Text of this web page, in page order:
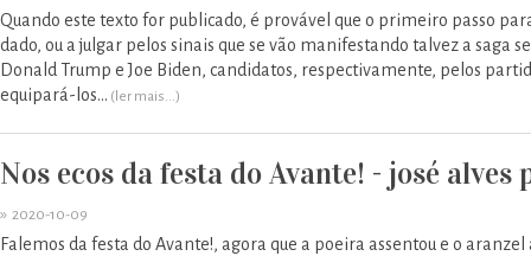
Quando este texto for publicado, é provável que o primeiro passo
dado, ou a julgar pelos sinais que se vão manifestando talvez a saga
Donald Trump e Joe Biden, candidatos, respectivamente, pelos
equipará-los... (ler mais...)
Nos ecos da festa do Avante! - josé alves
» 2020-10-09
Falemos da festa do Avante!, agora que a poeira assentou e o